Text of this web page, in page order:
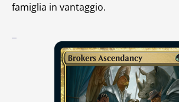
famiglia in vantaggio.